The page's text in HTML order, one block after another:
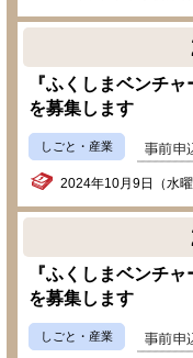
『ふくしまベンチ
を募集します
しごと・産業
2024年10月9日（水
『ふくしまベンチ
を募集します
しごと・産業